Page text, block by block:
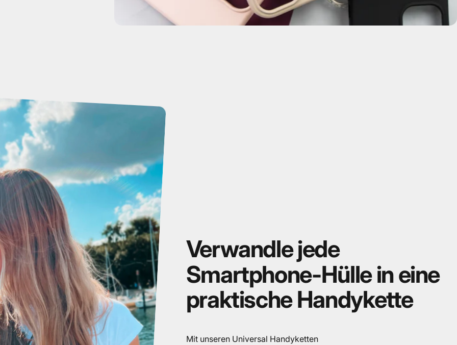
Verwandlejede
Smartphone-Hülleineine
praktischeHandykette
Mit unseren Universal Handyketten